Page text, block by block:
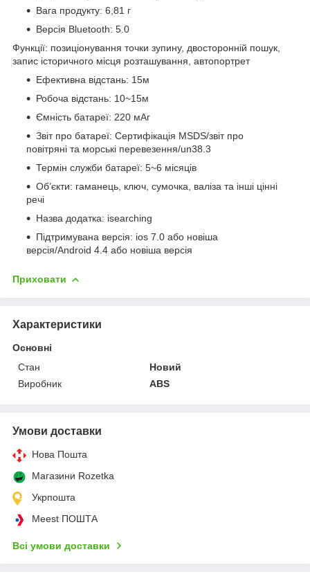
Вага продукту: 6,81 г
Версія Bluetooth: 5.0
Функції: позиціонування точки зупину, двосторонній пошук,
запис історичного місця розташування, автопортрет
Ефективна відстань: 15м
Робоча відстань: 10~15м
Ємність батареї: 220 мАг
Звіт про батареї: Сертифікація MSDS/звіт про
повітряні та морські перевезення/un38.3
Термін служби батареї: 5~6 місяців
Об’єкти: гаманець, ключ, сумочка, валіза та інші цінні
речі
Назва додатка: isearching
Підтримувана версія: ios 7.0 або новіша
версія/Android 4.4 або новіша версія
Приховати
Характеристики
Основні
Стан
Новий
Виробник
ABS
Умови доставки
Нова Пошта
Магазини Rozetka
Укрпошта
Meest ПОШТА
Всі умови доставки